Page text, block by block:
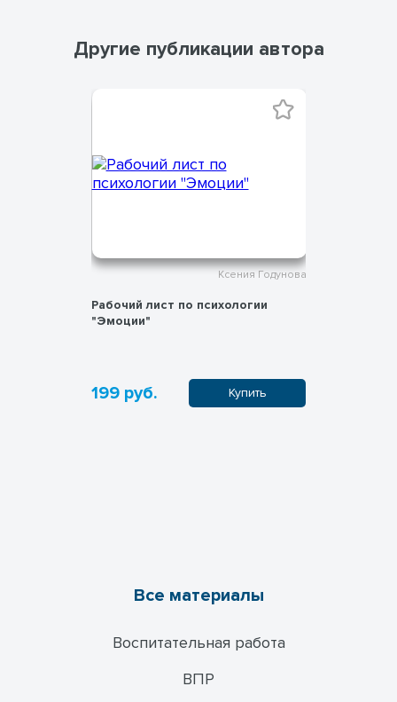
Другие публикации автора
Ксения Годунова
Рабочий лист по психологии
"Эмоции"
199 руб. Купить
Все материалы
Воспитательная работа
ВПР